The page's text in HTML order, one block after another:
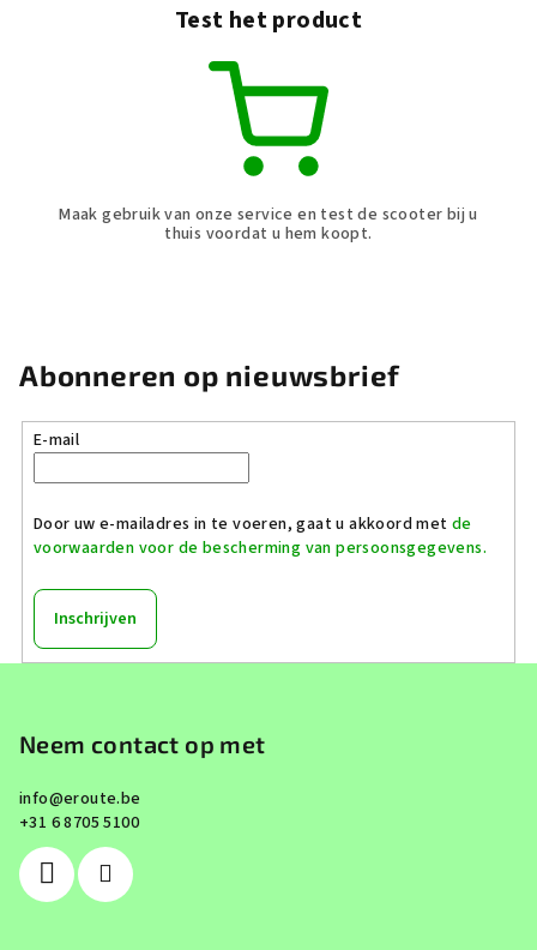
Test het product
Maak gebruik van onze service en test de scooter bij u
thuis voordat u hem koopt.
Abonneren op nieuwsbrief
E-mail
Door uw e-mailadres in te voeren, gaat u akkoord met de
voorwaarden voor de bescherming van persoonsgegevens.
Inschrijven
Neem contact op met
info@eroute.be
+31 6 8705 5100